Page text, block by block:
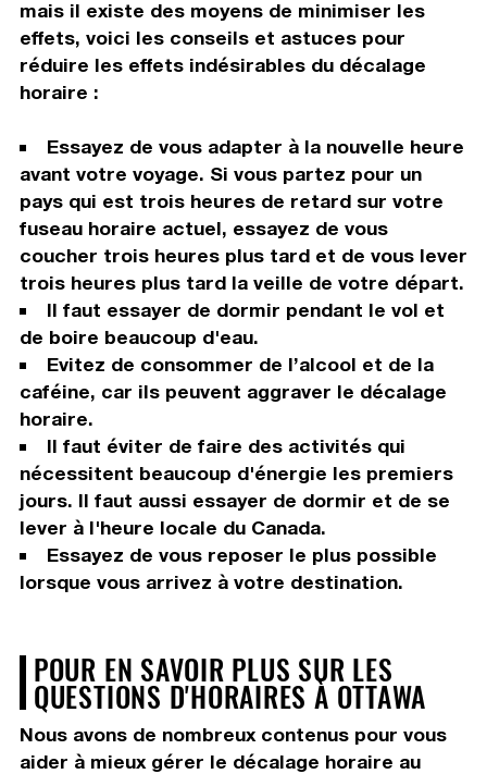
mais il existe des moyens de minimiser les
effets, voici les conseils et astuces pour
réduire les effets indésirables du décalage
horaire :
Essayez de vous adapter à la nouvelle heure
avant votre voyage. Si vous partez pour un
pays qui est trois heures de retard sur votre
fuseau horaire actuel, essayez de vous
coucher trois heures plus tard et de vous lever
trois heures plus tard la veille de votre départ.
Il faut essayer de dormir pendant le vol et
de boire beaucoup d'eau.
Evitez de consommer de l’alcool et de la
caféine, car ils peuvent aggraver le décalage
horaire.
Il faut éviter de faire des activités qui
nécessitent beaucoup d'énergie les premiers
jours. Il faut aussi essayer de dormir et de se
lever à l'heure locale du Canada.
Essayez de vous reposer le plus possible
lorsque vous arrivez à votre destination.
POUR EN SAVOIR PLUS SUR LES
QUESTIONS D'HORAIRES À OTTAWA
Nous avons de nombreux contenus pour vous
aider à mieux gérer le décalage horaire au